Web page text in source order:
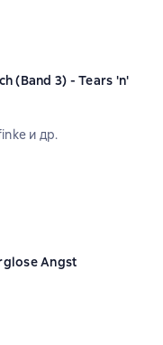
(Band 3) - Tears 'n'
и др.
на основе 0 оценок
Angst
на основе 0 оценок